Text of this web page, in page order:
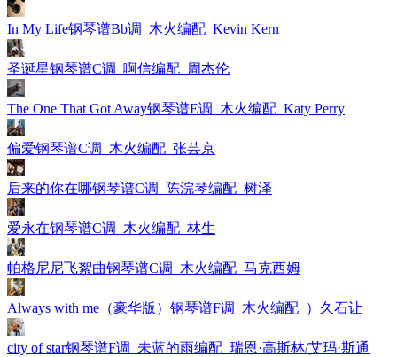
In My Life钢琴谱Bb调_木火编配_Kevin Kern
圣诞星钢琴谱C调_啊信编配_周杰伦
The One That Got Away钢琴谱E调_木火编配_Katy Perry
偏爱钢琴谱C调_木火编配_张芸京
后来的你在哪钢琴谱C调_陈浣琴编配_树泽
爱永在钢琴谱C调_木火编配_林生
帕格尼尼飞絮曲钢琴谱C调_木火编配_马克西姆
Always with me（豪华版）钢琴谱F调_木火编配_）久石让
city of star钢琴谱F调_未蓝的雨编配_瑞恩·高斯林/艾玛·斯通